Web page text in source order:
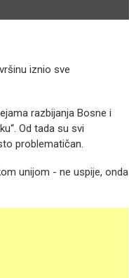
iznio sve
razbijanja Bosne i
Od tada su svi
problematičan.
unijom - ne uspije, onda